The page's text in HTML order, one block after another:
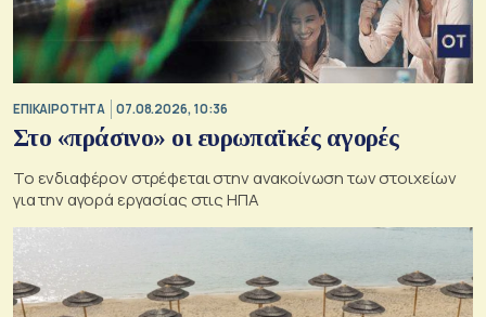
ΕΠΙΚΑΙΡΟΤΗΤΑ 07.08.2026, 10:36
Στο «πράσινο» οι ευρωπαϊκές αγορές
Το ενδιαφέρον στρέφεται στην ανακοίνωση των στοιχείων
για την αγορά εργασίας στις ΗΠΑ